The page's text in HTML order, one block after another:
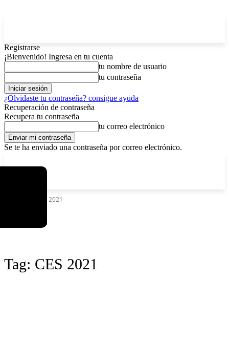
Registrarse
¡Bienvenido! Ingresa en tu cuenta
tu nombre de usuario
tu contraseña
¿Olvidaste tu contraseña? consigue ayuda
Recuperación de contraseña
Recupera tu contraseña
tu correo electrónico
Se te ha enviado una contraseña por correo electrónico.
CES 2021
Tag: CES 2021